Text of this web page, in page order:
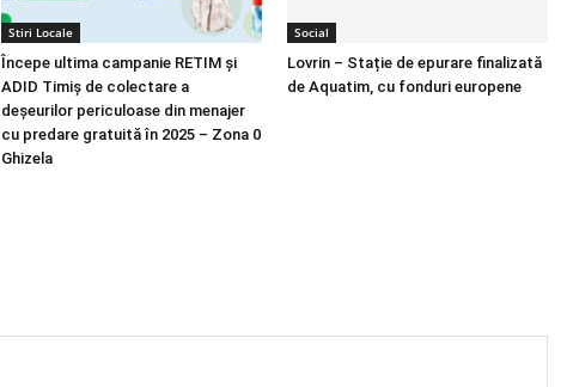
Stiri Locale
Începe ultima campanie RETIM și
ADID Timiș de colectare a
deșeurilor periculoase din menajer
cu predare gratuită în 2025 – Zona 0
Ghizela
Social
Lovrin – Stație de epurare finalizată
de Aquatim, cu fonduri europene